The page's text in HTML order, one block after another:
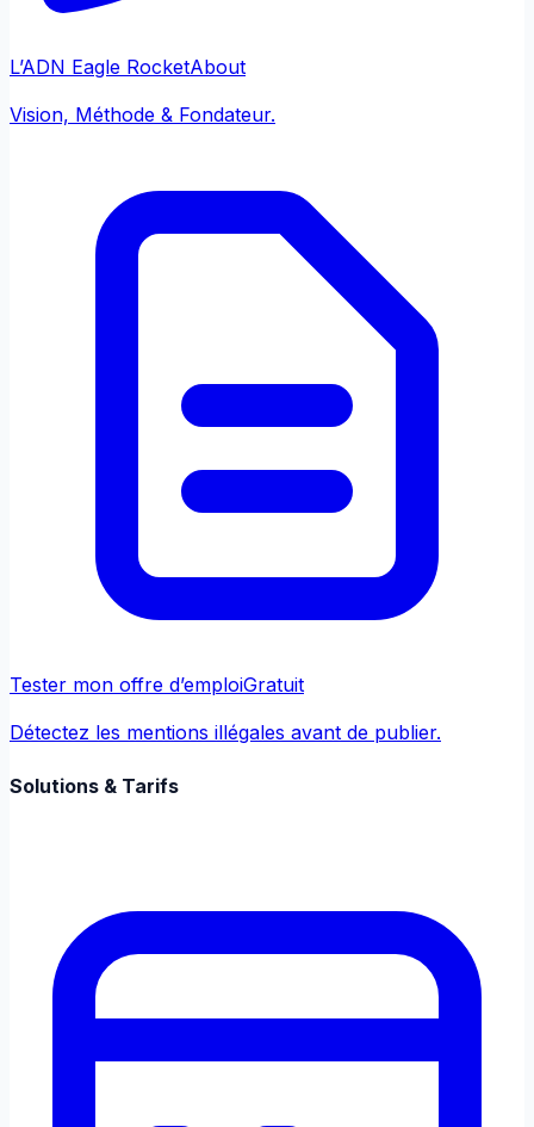
L’ADN Eagle RocketAbout
Vision, Méthode & Fondateur.
Tester mon offre d’emploiGratuit
Détectez les mentions illégales avant de publier.
Solutions & Tarifs